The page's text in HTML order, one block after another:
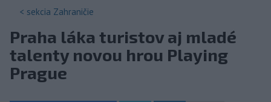
< sekcia Zahraničie
Praha láka turistov aj mladé
talenty novou hrou Playing
Prague